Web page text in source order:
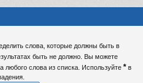
слова, которые должны быть в
быть не должно. Вы можете
любого слова из списка. Используйте * в